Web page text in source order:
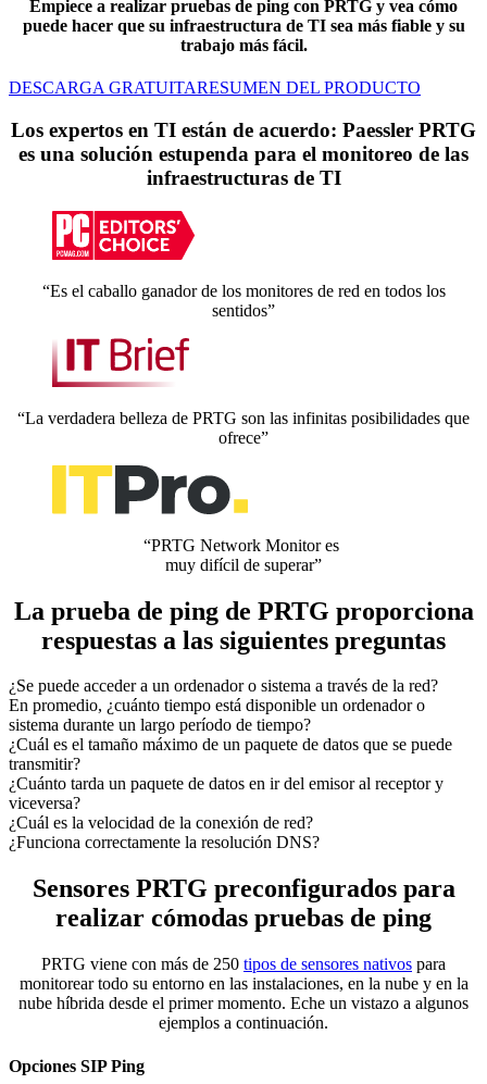
Empiece a realizar pruebas de ping con PRTG y vea cómo
puede hacer que su infraestructura de TI sea más fiable y su
trabajo más fácil.
DESCARGA GRATUITARESUMEN DEL PRODUCTO
Los expertos en TI están de acuerdo: Paessler PRTG
es una solución estupenda para el monitoreo de las
infraestructuras de TI
“Es el caballo ganador de los monitores de red en todos los
sentidos”
“La verdadera belleza de PRTG son las infinitas posibilidades que
ofrece”
“PRTG Network Monitor es
muy difícil de superar”
La prueba de ping de PRTG proporciona
respuestas a las siguientes preguntas
¿Se puede acceder a un ordenador o sistema a través de la red?
En promedio, ¿cuánto tiempo está disponible un ordenador o
sistema durante un largo período de tiempo?
¿Cuál es el tamaño máximo de un paquete de datos que se puede
transmitir?
¿Cuánto tarda un paquete de datos en ir del emisor al receptor y
viceversa?
¿Cuál es la velocidad de la conexión de red?
¿Funciona correctamente la resolución DNS?
Sensores PRTG preconfigurados para
realizar cómodas pruebas de ping
PRTG viene con más de 250 tipos de sensores nativos para
monitorear todo su entorno en las instalaciones, en la nube y en la
nube híbrida desde el primer momento. Eche un vistazo a algunos
ejemplos a continuación.
Opciones SIP Ping